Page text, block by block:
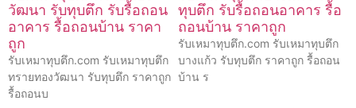
วัฒนา รับทุบตึก รับรื้อถอน
อาคาร รื้อถอนบ้าน ราคา
ถูก
รับเหมาทุบตึก.com รับเหมาทุบตึก
ทรายทองวัฒนา รับทุบตึก ราคาถูก
รื้อถอนบ
ทุบตึก รับรื้อถอนอาคาร รื้อ
ถอนบ้าน ราคาถูก
รับเหมาทุบตึก.com รับเหมาทุบตึก
บางแก้ว รับทุบตึก ราคาถูก รื้อถอน
บ้าน ร